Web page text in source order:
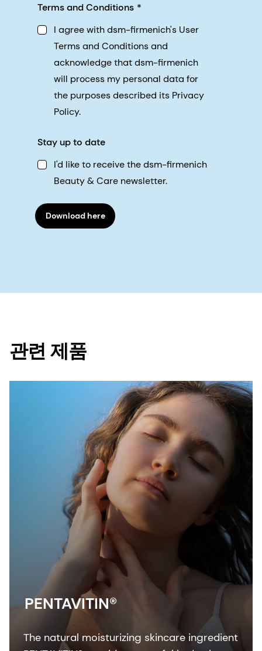
Terms and Conditions
I agree with dsm-firmenich's User
Terms and Conditions and
acknowledge that dsm-firmenich
will process my personal data for
the purposes described its Privacy
Policy.
Stay up to date
I'd like to receive the dsm-firmenich
Beauty & Care newsletter.
Download here
관련 제품
PENTAVITIN®
The natural moisturizing skincare ingredient